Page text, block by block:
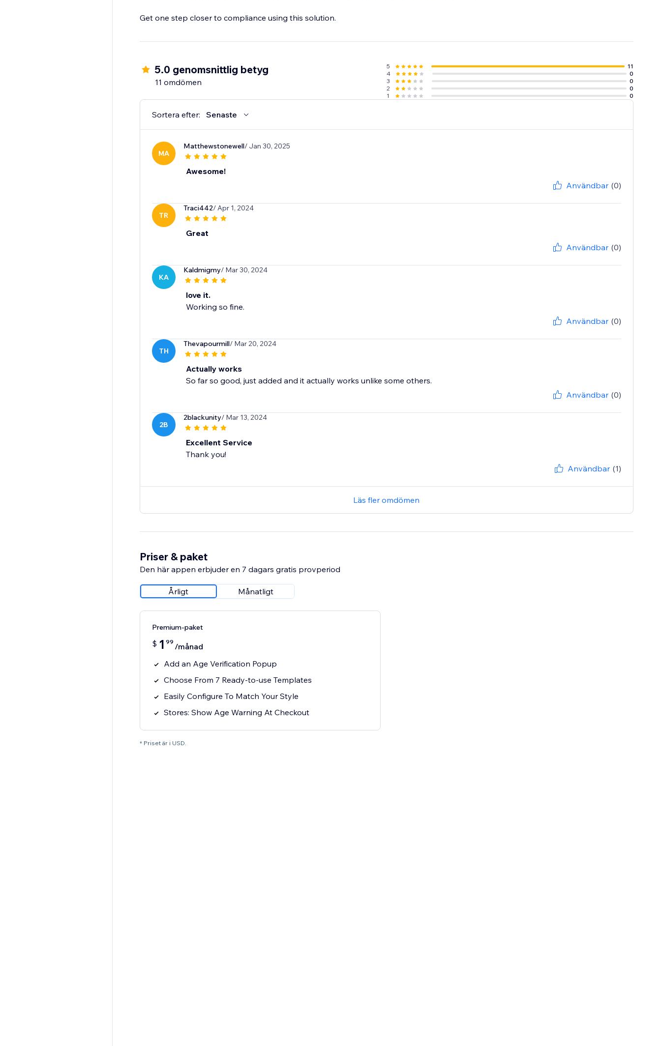
Get one step closer to compliance using this solution.
5.0 genomsnittlig betyg
11 omdömen
5
11
4
0
3
0
2
0
1
0
Sortera efter: Senaste
MA
Matthewstonewell/ Jan 30, 2025
Awesome!
Användbar (0)
TR
Traci442/ Apr 1, 2024
Great
Användbar (0)
KA
Kaldmigmy/ Mar 30, 2024
love it.
Working so fine.
Användbar (0)
TH
Thevapourmill/ Mar 20, 2024
Actually works
So far so good, just added and it actually works unlike some others.
Användbar (0)
2B
2blackunity/ Mar 13, 2024
Excellent Service
Thank you!
Användbar (1)
Läs fler omdömen
Priser & paket
Den här appen erbjuder en 7 dagars gratis provperiod
Årligt Månatligt
Premium-paket
$ 1 99 /månad
Add an Age Verification Popup
Choose From 7 Ready-to-use Templates
Easily Configure To Match Your Style
Stores: Show Age Warning At Checkout
* Priset är i USD.